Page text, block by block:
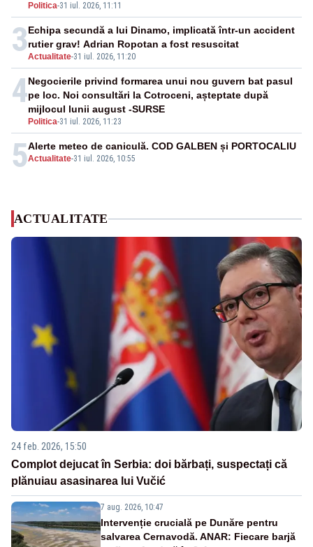
Politica-31 iul. 2026, 11:11
3Actualitate-31 iul. 2026, 11:20
Echipa secundă a lui Dinamo, implicată într-un accident
rutier grav! Adrian Ropotan a fost resuscitat
4
Politica-31 iul. 2026, 11:23
Negocierile privind formarea unui nou guvern bat pasul
pe loc. Noi consultări la Cotroceni, așteptate după
mijlocul lunii august -SURSE
5Actualitate-31 iul. 2026, 10:55
Alerte meteo de caniculă. COD GALBEN și PORTOCALIU
ACTUALITATE
24 feb. 2026, 15:50
Complot dejucat în Serbia: doi bărbați, suspectați că
plănuiau asasinarea lui Vučić
7 aug. 2026, 10:47
Intervenție crucială pe Dunăre pentru
salvarea Cernavodă. ANAR: Fiecare barjă